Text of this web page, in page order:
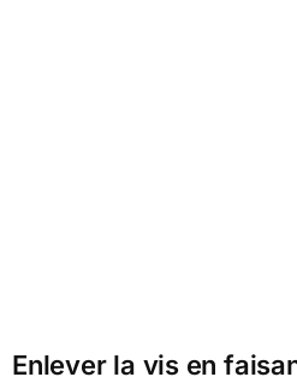
Enlever la vis en